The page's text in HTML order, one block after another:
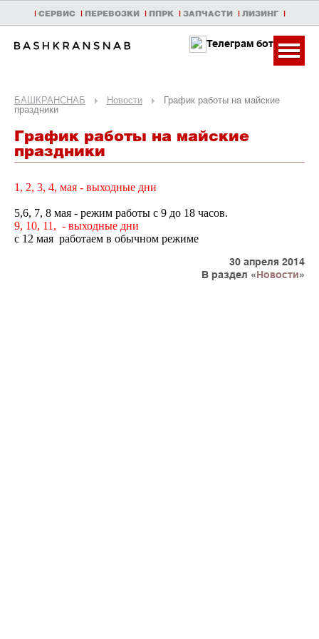
| СЕРВИС | ПЕРЕВОЗКИ | ППРК | ЗАПЧАСТИ | ЛИЗИНГ |
Телеграм бот
БАШКРАНСНАБ Новости
График работы на майские
праздники
График работы на майские
праздники
1, 2, 3, 4, мая - выходные дни
5,6, 7, 8 мая - режим работы с 9 до 18 часов.
9, 10, 11, - выходные дни
с 12 мая работаем в обычном режиме
30 апреля 2014
В раздел «Новости»